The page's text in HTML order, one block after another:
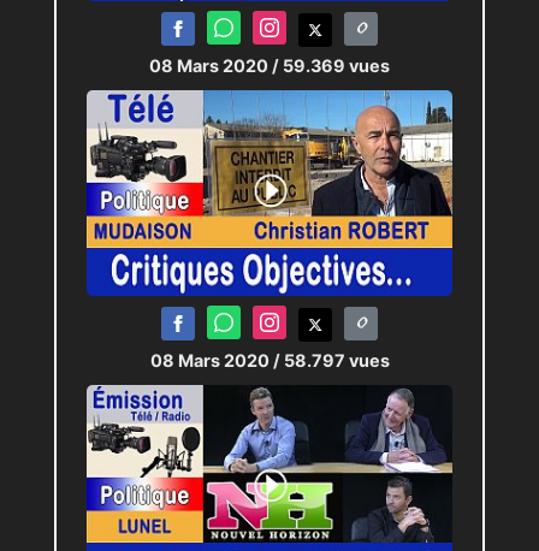
08 Mars 2020 / 59.369 vues
08 Mars 2020 / 58.797 vues